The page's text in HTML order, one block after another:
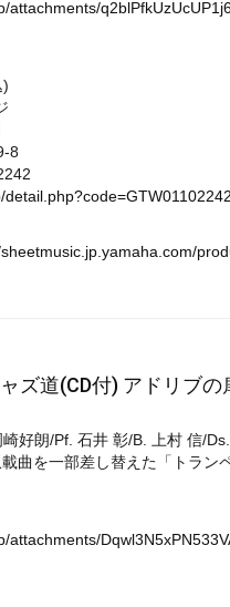
attachments/
)
8
ズ道(CD付) アドリブの
好朗/Pf. 石井 彰/B. 上村 信/
曲を一部差し替えた「トラン
attachments/